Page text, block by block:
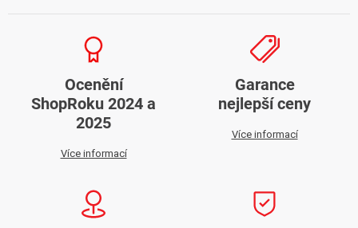
Ocenění
ShopRoku 2024 a
2025
Více informací
Garance
nejlepší ceny
Více informací